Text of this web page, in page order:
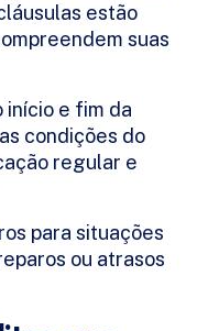
estão
suas
início e fim da
condições do
regular e
para situações
ou atrasos